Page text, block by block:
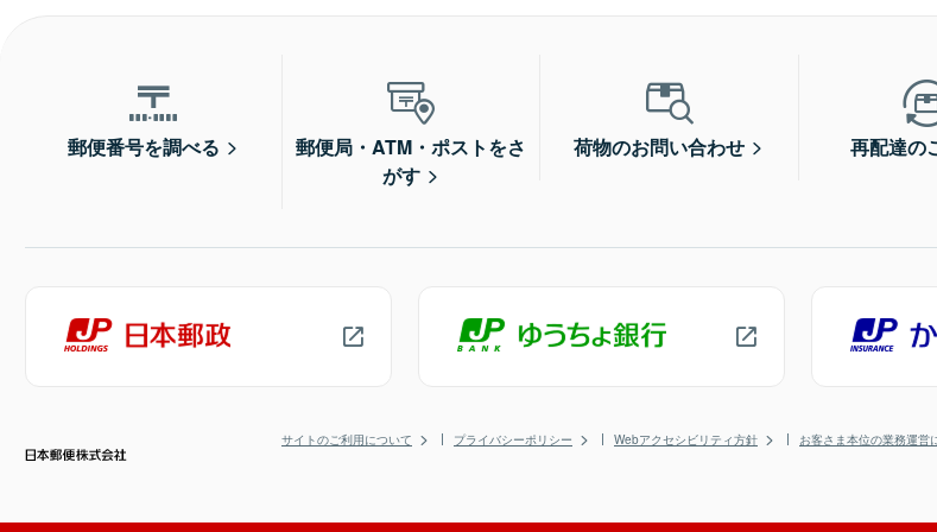
郵便番号を調べる
郵便局・ATM・ポストをさ
がす
荷物のお問い合わせ 再配達の
サイトのご利用について プライバシーポリシー Webアクセシビリティ方針 お客さま本位の業務運営